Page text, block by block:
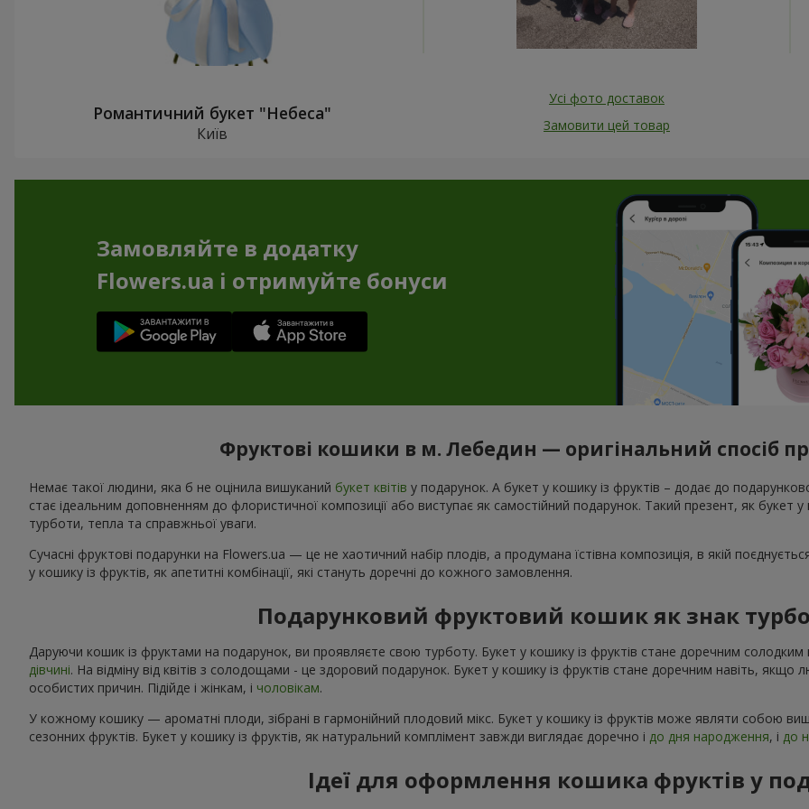
Романтичний букет "Небеса"
Київ
Усі фото доставок
Замовити цей товар
Замовляйте в додатку
Flowers.ua і отримуйте бонуси
Фруктові кошики в м. Лебедин — оригінальний спосіб
Немає такої людини, яка б не оцінила вишуканий букет квітів у подарунок. А букет у кошику із фруктів – додає до
стає ідеальним доповненням до флористичної композиції або виступає як самостійний подарунок. Такий презент, як букет
турботи, тепла та справжньої уваги.
Сучасні фруктові подарунки на Flowers.ua — це не хаотичний набір плодів, а продумана їстівна композиція, в якій
у кошику із фруктів, як апетитні комбінації, які стануть доречні до кожного замовлення.
Подарунковий фруктовий кошик як знак
Даруючи кошик із фруктами на подарунок, ви проявляєте свою турботу. Букет у кошику із фруктів стане доречним
дівчині. На відміну від квітів з солодощами - це здоровий подарунок. Букет у кошику із фруктів стане доречним навіть, якщо
особистих причин. Підійде і жінкам, і чоловікам.
У кожному кошику — ароматні плоди, зібрані в гармонійний плодовий мікс. Букет у кошику із фруктів може являти собою
сезонних фруктів. Букет у кошику із фруктів, як натуральний комплімент завжди виглядає доречно і до дня народження, і до
Ідеї для оформлення кошика фруктів у